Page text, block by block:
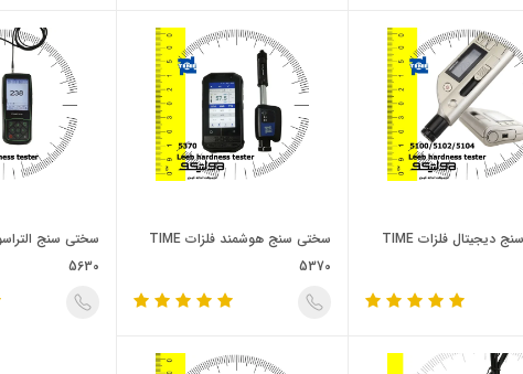
سختی سنج دیجیتال فلزات TIME
سختی سنج هوشمند فلزات TIME
5370
5630